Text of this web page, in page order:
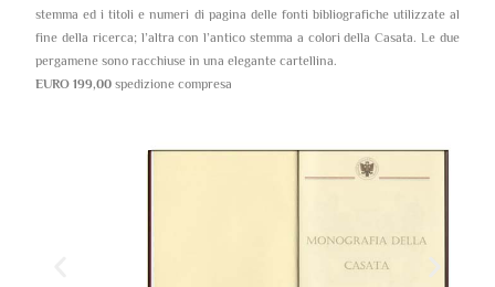
stemma ed i titoli e numeri di pagina delle fonti bibliografiche utilizzate al
fine della ricerca; l’altra con l’antico stemma a colori della Casata. Le due
pergamene sono racchiuse in una elegante cartellina.
EURO 199,00 spedizione compresa